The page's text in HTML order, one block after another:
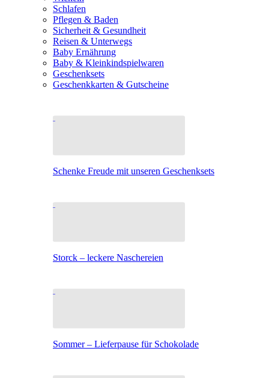
Schlafen
Pflegen & Baden
Sicherheit & Gesundheit
Reisen & Unterwegs
Baby Ernährung
Baby & Kleinkindspielwaren
Geschenksets
Geschenkkarten & Gutscheine
Schenke Freude mit unseren Geschenksets
Storck – leckere Naschereien
Sommer – Lieferpause für Schokolade